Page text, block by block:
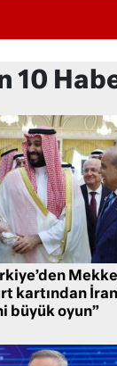
10
Mekke
kartından
büyük oyun”